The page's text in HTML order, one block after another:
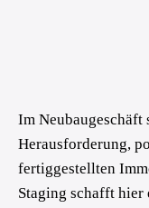
Im Neubaugeschäft
Herausforderung,
fertiggestellten
Staging schafft